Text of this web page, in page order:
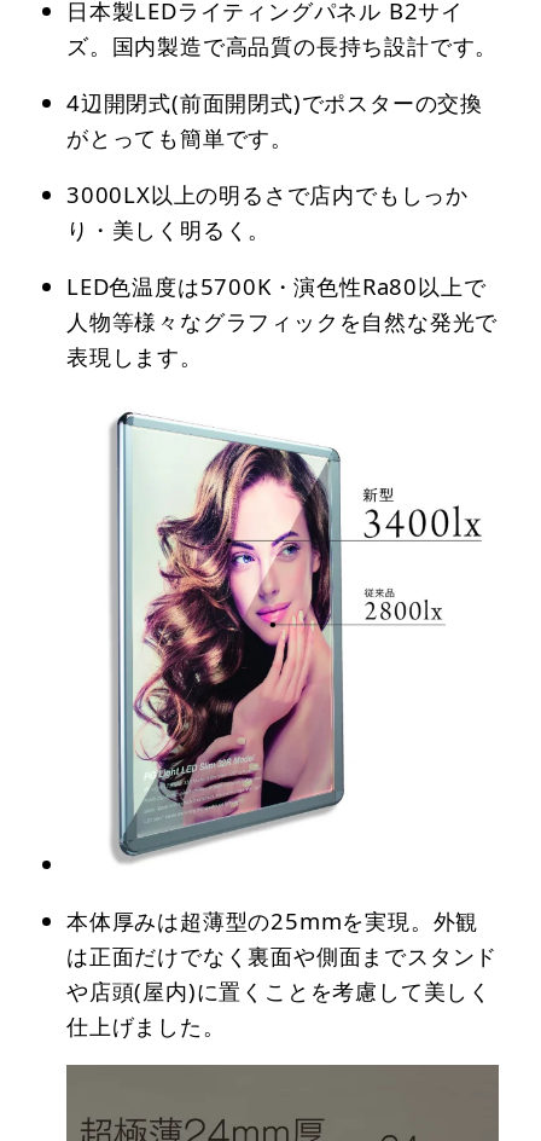
日本製LEDライティングパネル B2サイ
ズ。国内製造で高品質の長持ち設計です。
4辺開閉式(前面開閉式)でポスターの交換
がとっても簡単です。
3000LX以上の明るさで店内でもしっか
り・美しく明るく。
LED色温度は5700K・演色性Ra80以上で
人物等様々なグラフィックを自然な発光で
表現します。
本体厚みは超薄型の25mmを実現。外観
は正面だけでなく裏面や側面までスタンド
や店頭(屋内)に置くことを考慮して美しく
仕上げました。